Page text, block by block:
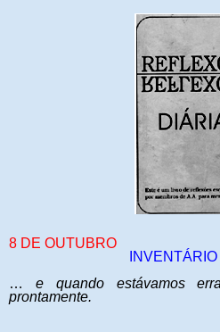
8 DE OUTUBRO
… e quando estávamos
prontamente.